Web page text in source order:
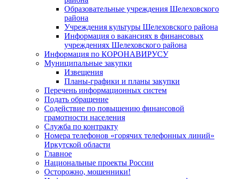
Образовательные учреждения Шелеховского
района
Учреждения культуры Шелеховского района
Информация о вакансиях в финансовых
учреждениях Шелеховского района
Информация по КОРОНАВИРУСУ
Муниципальные закупки
Извещения
Планы-графики и планы закупки
Перечень информационных систем
Подать обращение
Содействие по повышению финансовой
грамотности населения
Служба по контракту
Номера телефонов «горячих телефонных линий»
Иркутской области
Главное
Национальные проекты России
Осторожно, мошенники!